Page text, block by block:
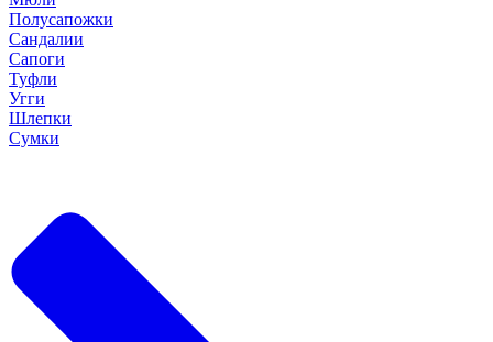
Полусапожки
Сандалии
Сапоги
Туфли
Угги
Шлепки
Сумки